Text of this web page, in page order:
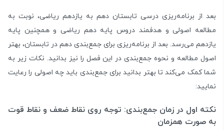
بعد از برنامه‌ریزی درسی تابستان دهم به یازدهم ریاضی، نوبت به
مطالعه اصولی و هدفمند دروس پایه دهم ریاضی و همچنین پایه
یازدهم می‌رسد. بعد از برنامه‌ریزی برای جمع‌بندی دهم در تابستان، بهتر
اصول مطالعه و نحوه جمع‌بندی در این فصل را نیز بدانید. نکات زیر به
شما کمک می‌کند تا بهتر بدانید برای جمع‌بندی باید چه اصولی را رعایت
نمایید:
نکته اول در زمان جمع‌بندی: توجه روی نقاط ضعف و نقاط قوت
به صورت همزمان